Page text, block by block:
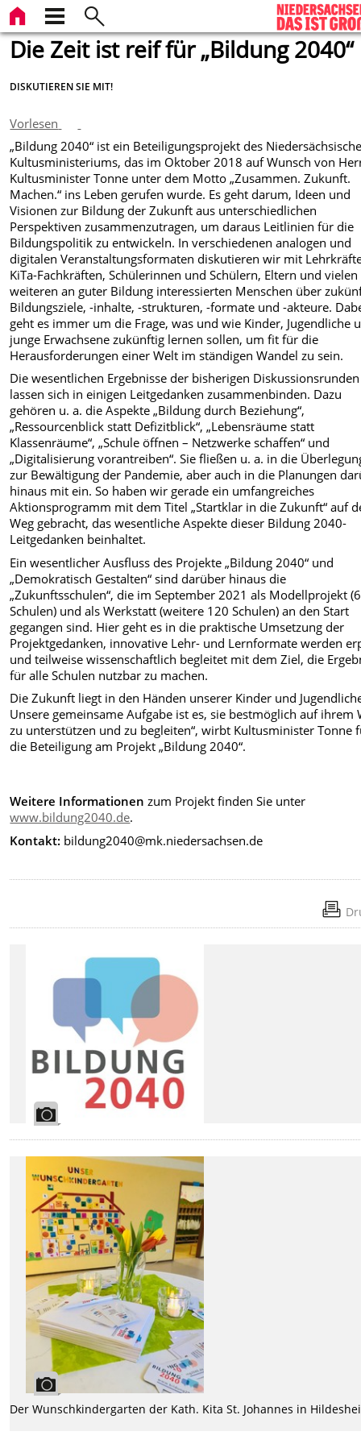
Die Zeit ist reif für „Bildung 2040“
DISKUTIEREN SIE MIT!
Vorlesen
„Bildung 2040“ ist ein Beteiligungsprojekt des
Kultusministeriums, das im Oktober 2018 auf Wunsch von
Kultusminister Tonne unter dem Motto „Zusammen. Zukunft.
Machen.“ ins Leben gerufen wurde. Es geht darum, Ideen und
Visionen zur Bildung der Zukunft aus unterschiedlichen
Perspektiven zusammenzutragen, um daraus Leitlinien für die
Bildungspolitik zu entwickeln. In verschiedenen analogen und
digitalen Veranstaltungsformaten diskutieren wir mit
KiTa-Fachkräften, Schülerinnen und Schülern, Eltern und vielen
weiteren an guter Bildung interessierten Menschen über
Bildungsziele, -inhalte, -strukturen, -formate und -akteure.
geht es immer um die Frage, was und wie Kinder, Jugendliche
junge Erwachsene zukünftig lernen sollen, um fit für die
Herausforderungen einer Welt im ständigen Wandel zu sein.
Die wesentlichen Ergebnisse der bisherigen Diskussionsrunden
lassen sich in einigen Leitgedanken zusammenbinden. Dazu
gehören u. a. die Aspekte „Bildung durch Beziehung“,
„Ressourcenblick statt Defizitblick“, „Lebensräume statt
Klassenräume“, „Schule öffnen – Netzwerke schaffen“ und
„Digitalisierung vorantreiben“. Sie fließen u. a. in die
zur Bewältigung der Pandemie, aber auch in die Planungen
hinaus mit ein. So haben wir gerade ein umfangreiches
Aktionsprogramm mit dem Titel „Startklar in die Zukunft“ auf
Weg gebracht, das wesentliche Aspekte dieser Bildung 2040-
Leitgedanken beinhaltet.
Ein wesentlicher Ausfluss des Projekte „Bildung 2040“ und
„Demokratisch Gestalten“ sind darüber hinaus die
„Zukunftsschulen“, die im September 2021 als Modellprojekt
Schulen) und als Werkstatt (weitere 120 Schulen) an den Start
gegangen sind. Hier geht es in die praktische Umsetzung der
Projektgedanken, innovative Lehr- und Lernformate werden
und teilweise wissenschaftlich begleitet mit dem Ziel, die
für alle Schulen nutzbar zu machen.
Die Zukunft liegt in den Händen unserer Kinder und
Unsere gemeinsame Aufgabe ist es, sie bestmöglich auf ihrem
zu unterstützen und zu begleiten“, wirbt Kultusminister Tonne
die Beteiligung am Projekt „Bildung 2040“.
Weitere Informationen zum Projekt finden Sie unter
www.bildung2040.de.
Kontakt: bildung2040@mk.niedersachsen.de
Der Wunschkindergarten der Kath. Kita St. Johannes in